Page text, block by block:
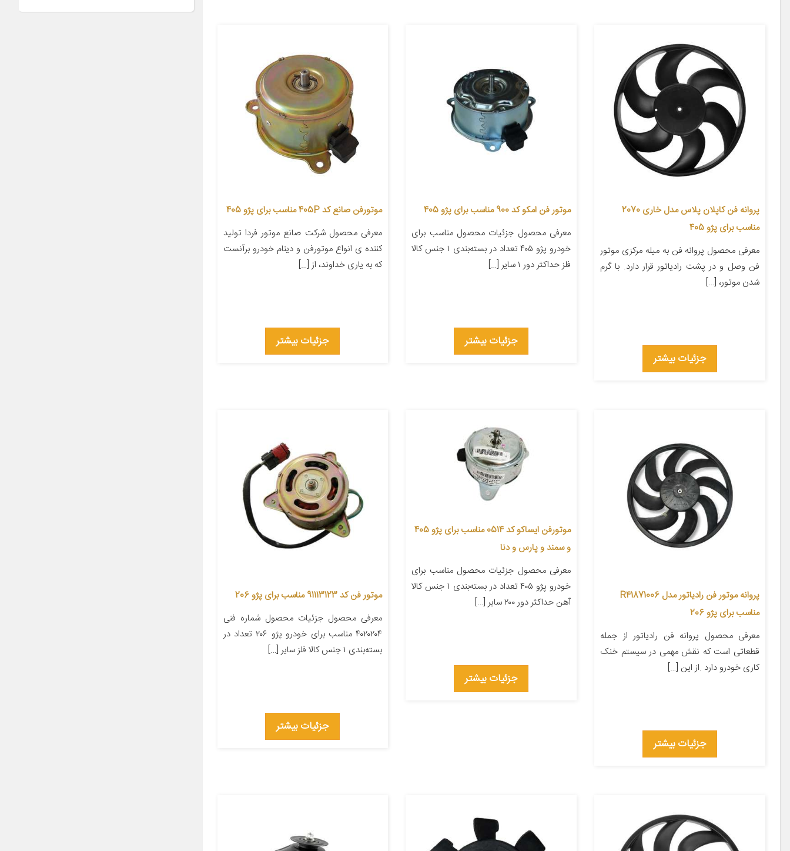
پروانه فن کاپلان پلاس مدل خاری 2070
مناسب برای پژو 405
معرفی محصول پروانه فن به میله مرکزی موتور
فن وصل و در پشت رادیاتور قرار دارد. با گرم
شدن موتور، […]
جزئیات بیشتر
موتور فن امکو کد 900 مناسب برای پژو 405
معرفی محصول جزئیات محصول مناسب برای
خودرو پژو ۴۰۵ تعداد در بسته‌بندی ۱ جنس کالا
فلز حداکثر دور ۱ سایر […]
جزئیات بیشتر
موتورفن صانع کد 405P مناسب برای پژو 405
معرفی محصول شرکت صانع موتور فردا تولید
کننده ی انواع موتورفن و دینام خودرو برآنست
که به ياری خداوند، از […]
جزئیات بیشتر
پروانه موتور فن رادیاتور مدل R41871006
مناسب برای پژو 206
معرفی محصول پروانه فن رادیاتور از جمله
قطعاتی است که نقش مهمی در سیستم خنک
کاری خودرو دارد .از این […]
جزئیات بیشتر
موتورفن ایساکو کد 0514 مناسب برای پژو 405
و سمند و پارس و دنا
معرفی محصول جزئیات محصول مناسب برای
خودرو پژو ۴۰۵ تعداد در بسته‌بندی ۱ جنس کالا
آهن حداکثر دور ۲۰۰ سایر […]
جزئیات بیشتر
موتور فن کد 91113123 مناسب برای پژو 206
معرفی محصول جزئیات محصول شماره فنی
۴۰۲۰۲۰۴ مناسب برای خودرو پژو ۲۰۶ تعداد در
بسته‌بندی ۱ جنس کالا فلز سایر […]
جزئیات بیشتر